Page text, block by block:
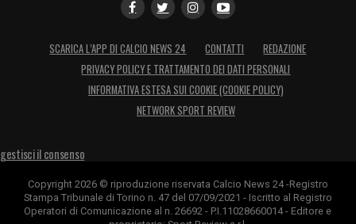
SCARICA L’APP DI CALCIO NEWS 24 CONTATTI
REDAZIONE
PRIVACY POLICY E TRATTAMENTO DEI DATI PERSONALI
INFORMATIVA ESTESA SUI COOKIE (COOKIE POLICY)
NETWORK SPORT REVIEW
gestisci il consenso
Copyright 2026 © riproduzione riservata Calcio News 24 -Registro
Stampa Tribunale di Torino n. 47 del 07/09/2021 - Iscritto al Registro
Operatori di Comunicazione al n. 26692 - P.I.11028660014 - Editore e